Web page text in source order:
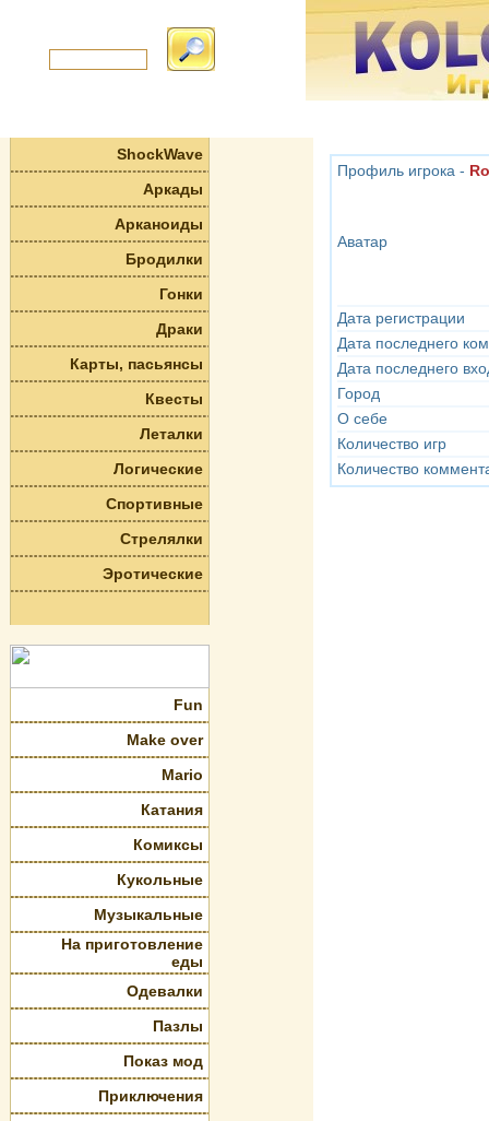
ShockWave
Аркады
Арканоиды
Бродилки
Гонки
Драки
Карты, пасьянсы
Квесты
Леталки
Логические
Спортивные
Стрелялки
Эротические
Fun
Make over
Mario
Катания
Комиксы
Кукольные
Музыкальные
На приготовление
еды
Одевалки
Пазлы
Показ мод
Приключения
Профиль игрока -
Аватар
Дата регистрации
Дата последнего
Дата последнего
Город
О себе
Количество игр
Количество